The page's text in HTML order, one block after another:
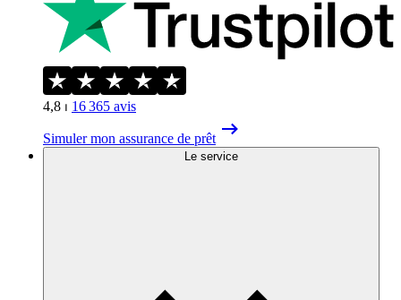
4,8 ⏐ 16 365 avis
Simuler mon assurance de prêt
Le service